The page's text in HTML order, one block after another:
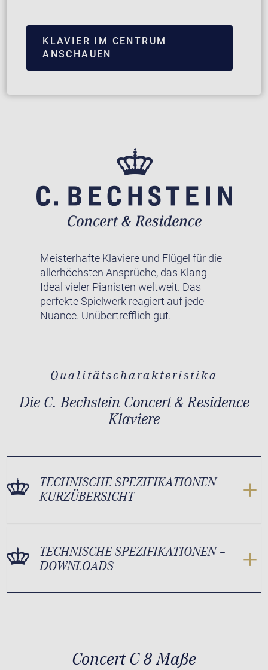
KLAVIER IM CENTRUM
ANSCHAUEN
Meisterhafte Klaviere und Flügel für die
allerhöchsten Ansprüche, das Klang-
Ideal vieler Pianisten weltweit. Das
perfekte Spielwerk reagiert auf jede
Nuance. Unübertrefflich gut.
Qualitätscharakteristika
Die C. Bechstein Concert & Residence
Klaviere
TECHNISCHE SPEZIFIKATIONEN –
KURZÜBERSICHT
TECHNISCHE SPEZIFIKATIONEN –
DOWNLOADS
Concert C 8 Maße